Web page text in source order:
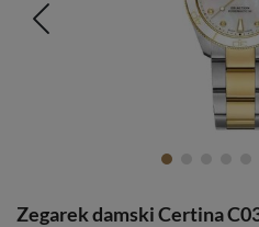
Zegarek damski Certina